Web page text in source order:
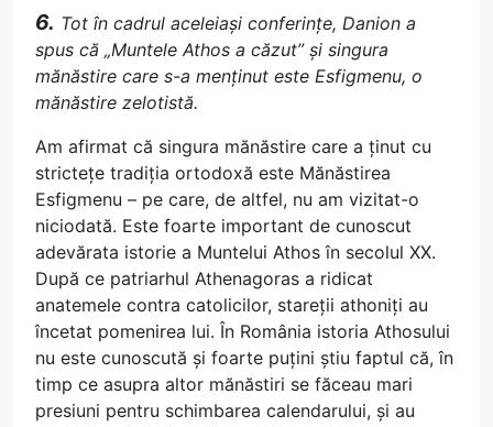
6. Tot în cadrul aceleiași conferințe, Danion a
spus că „Muntele Athos a căzut” și singura
mănăstire care s-a menținut este Esfigmenu, o
mănăstire zelotistă.
Am afirmat că singura mănăstire care a ținut cu
strictețe tradiția ortodoxă este Mănăstirea
Esfigmenu – pe care, de altfel, nu am vizitat-o
niciodată. Este foarte important de cunoscut
adevărata istorie a Muntelui Athos în secolul XX.
După ce patriarhul Athenagoras a ridicat
anatemele contra catolicilor, stareții athoniți au
încetat pomenirea lui. În România istoria Athosului
nu este cunoscută și foarte puțini știu faptul că, în
timp ce asupra altor mănăstiri se făceau mari
presiuni pentru schimbarea calendarului, și au